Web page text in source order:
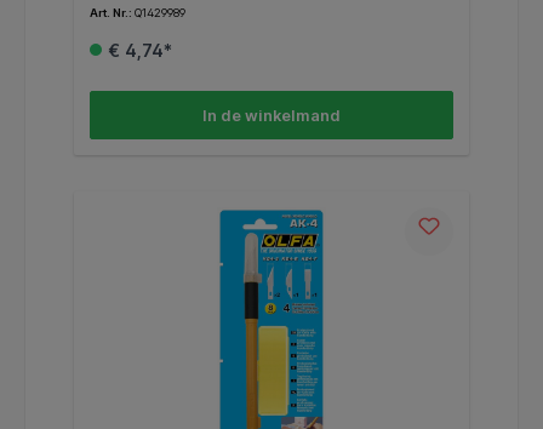
Vervangmes: KB.
Art. Nr.: Q1429989
€ 4,74*
In de winkelmand